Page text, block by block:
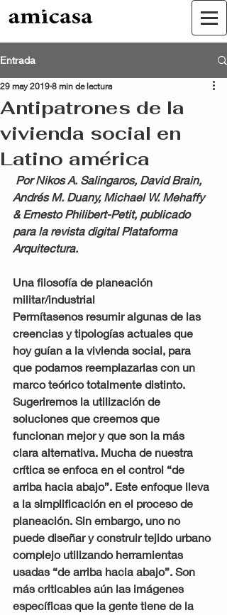
Entrada
Antipatrones de la
vivienda social en
Latino américa
29 may 2019 8 min de lectura
Andrés M. Duany, Michael W. Mehaffy
& Ernesto Philibert-Petit, publicado
para la revista digital Plataforma
Arquitectura.
Una filosofía de planeación
militar/industrial
Permítasenos resumir algunas de las
creencias y tipologías actuales que
hoy guían a la vivienda social, para
que podamos reemplazarlas con un
marco teórico totalmente distinto.
Sugeriremos la utilización de
soluciones que creemos que
funcionan mejor y que son la más
clara alternativa. Mucha de nuestra
crítica se enfoca en el control “de
arriba hacia abajo”. Este enfoque lleva
a la simplificación en el proceso de
planeación. Sin embargo, uno no
puede diseñar y construir tejido urbano
complejo utilizando herramientas
usadas “de arriba hacia abajo”. Son
más criticables aún las imágenes
específicas que la gente tiene de la